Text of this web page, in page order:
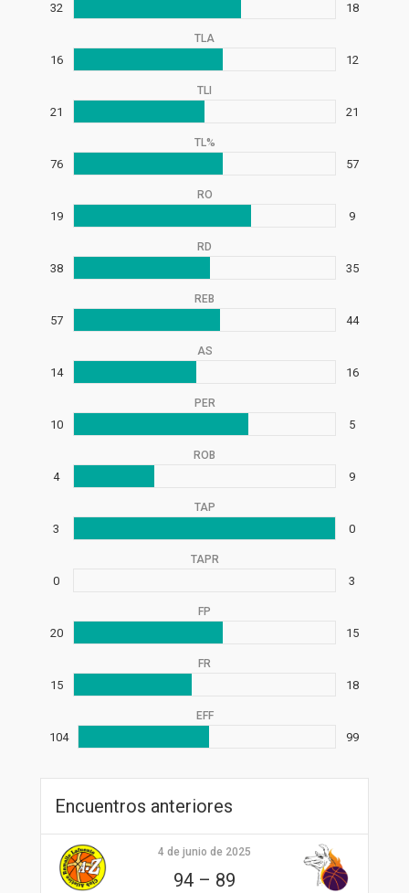
32 18
TLA
16 12
TLI
21 21
TL%
76 57
RO
19 9
RD
38 35
REB
57 44
AS
14 16
PER
10 5
ROB
4 9
TAP
3 0
TAPR
0 3
FP
20 15
FR
15 18
EFF
104 99
Encuentros anteriores
4 de junio de 2025
94– 89